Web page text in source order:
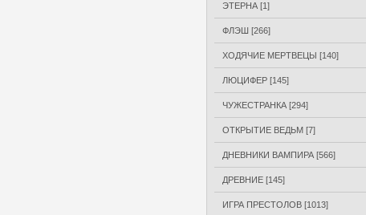
ЭТЕРНА [1]
ФЛЭШ [266]
ХОДЯЧИЕ МЕРТВЕЦЫ [140]
ЛЮЦИФЕР [145]
ЧУЖЕСТРАНКА [294]
ОТКРЫТИЕ ВЕДЬМ [7]
ДНЕВНИКИ ВАМПИРА [566]
ДРЕВНИЕ [145]
ИГРА ПРЕСТОЛОВ [1013]